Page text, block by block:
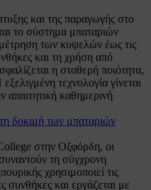
και της παραγωγής στο
το σύστημα μπαταριών
των κυψελών έως τις
και τη χρήση από
η σταθερή ποιότητα,
τεχνολογία γίνεται
απαιτητική καθημερινή
δοκιμή των μπαταριών
στην Οξφόρδη, οι
τη σύγχρονη
χρησιμοποιεί τις
και εργάζεται με